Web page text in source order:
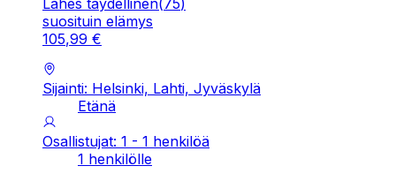
Lähes täydellinen(75)
suosituin elämys
105,99 €
Sijainti: Helsinki, Lahti, Jyväskylä
Etänä
Osallistujat: 1 - 1 henkilöä
1 henkilölle